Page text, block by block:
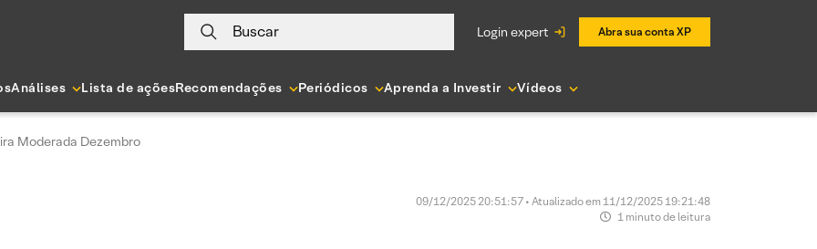
Buscar login expert Abra sua conta XP
Análises Lista de açõesRecomendações Periódicos Aprenda a Investir Vídeos
Moderada Dezembro
09/12/2025 20:51:57 • Atualizado em 11/12/2025 19:21:48
1 minuto de leitura